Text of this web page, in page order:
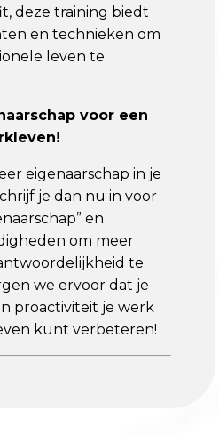
deze training biedt
en technieken om
leven te
voor een
eigenaarschap in je
je dan nu in voor
en
om meer
te
we ervoor dat je
proactiviteit je werk
kunt verbeteren!